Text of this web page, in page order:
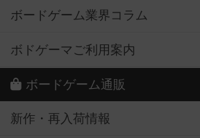
ボードゲーム業界コラム
ボドゲーマご利用案内
ボードゲーム通販
新作・再入荷情報